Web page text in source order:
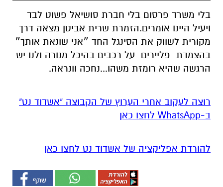
בלי משרד פרסום בלי חברת סושיאל פשוט לבד
ויעיל היינו אומרים.הזמרת שרית אביטן מצאה דרך
מקורית לשווק את הסינגל החד ״אני שונאת אותך״
בהצמדת פליירים על רכבים בהיכל מנורה ולנו יש
הרגשה שהיא רומזת משהו...נחכה וונראה.
רוצה לעקוב אחרי הערוץ של הקבוצה "אשדוד נט"
ב-WhatsApp לחצו כאן
להורדת אפליקציה של אשדוד נט לחצו כאן